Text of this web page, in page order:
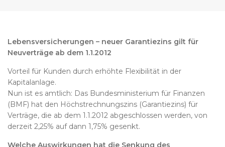
Lebensversicherungen – neuer Garantiezins gilt für
Neuverträge ab dem 1.1.2012
Vorteil für Kunden durch erhöhte Flexibilität in der
Kapitalanlage.
Nun ist es amtlich: Das Bundesministerium für Finanzen
(BMF) hat den Höchstrechnungszins (Garantiezins) für
Verträge, die ab dem 1.1.2012 abgeschlossen werden, von
derzeit 2,25% auf dann 1,75% gesenkt.
Welche Auswirkungen hat die Senkung des